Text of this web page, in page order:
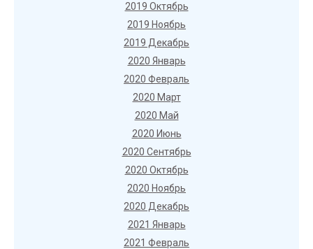
2019 Октябрь
2019 Ноябрь
2019 Декабрь
2020 Январь
2020 Февраль
2020 Март
2020 Май
2020 Июнь
2020 Сентябрь
2020 Октябрь
2020 Ноябрь
2020 Декабрь
2021 Январь
2021 Февраль